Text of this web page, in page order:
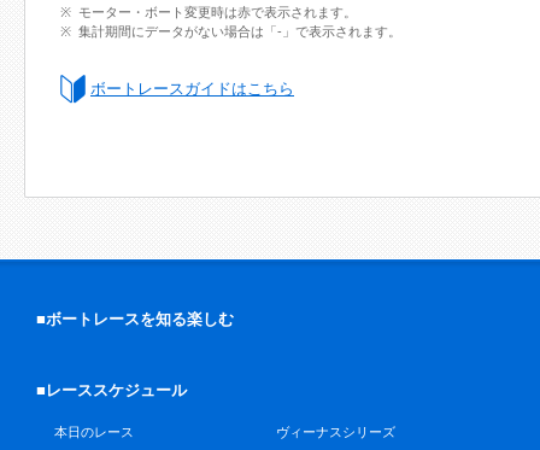
モーター・ボート変更時は赤で表示されます。
集計期間にデータがない場合は「-」で表示されます。
ボートレースガイドはこちら
■ボートレースを知る楽しむ
■レーススケジュール
本日のレース
ヴィーナスシリーズ